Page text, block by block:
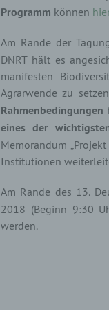
Programm können
Am Rande der
DNRT hält es
manifesten
Agrarwende zu
eines der
Memorandum
Institutionen
Am Rande des 13.
2018 (Beginn 9:30
werden.